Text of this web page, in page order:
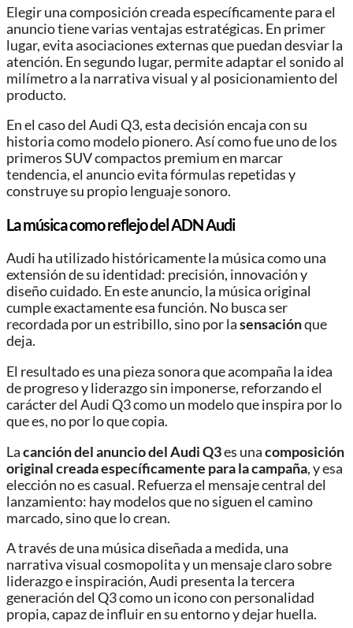
Elegir una composición creada específicamente para el
anuncio tiene varias ventajas estratégicas. En primer
lugar, evita asociaciones externas que puedan desviar la
atención. En segundo lugar, permite adaptar el sonido al
milímetro a la narrativa visual y al posicionamiento del
producto.
En el caso del Audi Q3, esta decisión encaja con su
historia como modelo pionero. Así como fue uno de los
primeros SUV compactos premium en marcar
tendencia, el anuncio evita fórmulas repetidas y
construye su propio lenguaje sonoro.
La música como reflejo del ADN Audi
Audi ha utilizado históricamente la música como una
extensión de su identidad: precisión, innovación y
diseño cuidado. En este anuncio, la música original
cumple exactamente esa función. No busca ser
recordada por un estribillo, sino por lasensaciónque
deja.
El resultado es una pieza sonora que acompaña la idea
de progreso y liderazgo sin imponerse, reforzando el
carácter del Audi Q3 como un modelo que inspira por lo
que es, no por lo que copia.
Lacanción del anuncio del Audi Q3es unacomposición
original creada específicamente para la campaña, y esa
elección no es casual. Refuerza el mensaje central del
lanzamiento: hay modelos que no siguen el camino
marcado, sino que lo crean.
A través de una música diseñada a medida, una
narrativa visual cosmopolita y un mensaje claro sobre
liderazgo e inspiración, Audi presenta la tercera
generación del Q3 como un icono con personalidad
propia, capaz de influir en su entorno y dejar huella.